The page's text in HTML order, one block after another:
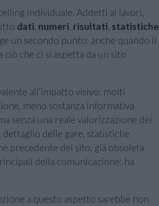
individuale. Addetti ai lavori,
dati numeri risultati statistiche
un secondo punto: anche quando il
che ci si aspetta da un sito
all’impatto visivo: molti
meno sostanza informativa
senza una reale valorizzazione dei
delle gare, statistiche
precedente del sito, già obsoleta
della comunicazione: ha
a questo aspetto sarebbe non